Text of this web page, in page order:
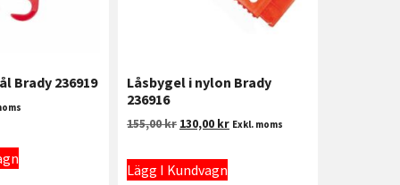
Brady 236919
Låsbygel i nylon Brady
236916
155,00kr 130,00 kr Exkl. moms
Lägg I Kundvagn